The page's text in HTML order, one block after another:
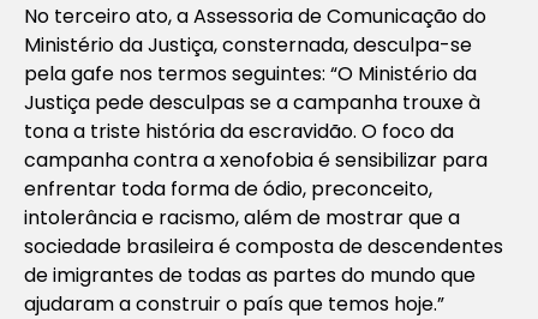
No terceiro ato, a Assessoria de Comunicação do
Ministério da Justiça, consternada, desculpa-se
pela gafe nos termos seguintes: “O Ministério da
Justiça pede desculpas se a campanha trouxe à
tona a triste história da escravidão. O foco da
campanha contra a xenofobia é sensibilizar para
enfrentar toda forma de ódio, preconceito,
intolerância e racismo, além de mostrar que a
sociedade brasileira é composta de descendentes
de imigrantes de todas as partes do mundo que
ajudaram a construir o país que temos hoje.”